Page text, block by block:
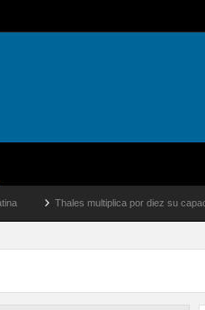
Thales multiplica por diez su capacidad de